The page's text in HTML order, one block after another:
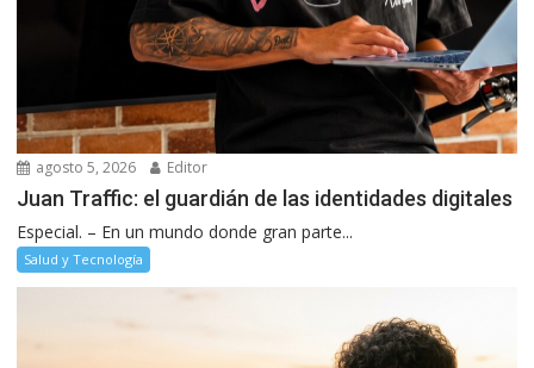
agosto 5, 2026 Editor
Juan Traffic: el guardián de las identidades digitales
Especial. – En un mundo donde gran parte...
Salud y Tecnología